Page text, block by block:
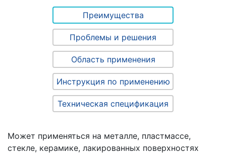
Преимущества
Проблемы и решения
Область применения
Инструкция по применению
Техническая спецификация
Может применяться на металле, пластмассе,
стекле, керамике, лакированных поверхностях